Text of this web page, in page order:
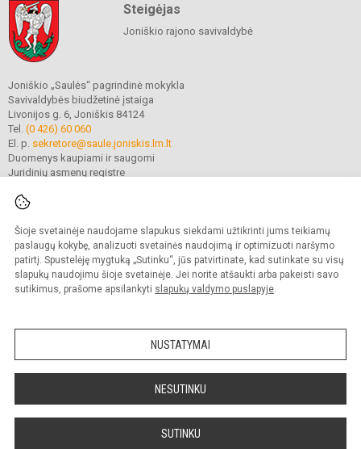
Šioje svetainėje naudojame slapukus siekdami užtikrinti jums teikiamų
paslaugų kokybę, analizuoti svetainės naudojimą ir optimizuoti naršymo
patirtį. Spustelėję mygtuką „Sutinku“, jūs patvirtinate, kad sutinkate su visų
slapukų naudojimu šioje svetainėje. Jei norite atšaukti arba pakeisti savo
sutikimus, prašome apsilankyti slapukų valdymo puslapyje.
NUSTATYMAI
NESUTINKU
SUTINKU
Steigėjas
Joniškio rajono savivaldybė
Joniškio „Saulės“ pagrindinė mokykla
Savivaldybės biudžetinė įstaiga
Livonijos g. 6, Joniškis 84124
Tel. (0 426) 60 060
El. p. sekretore@saule.joniskis.lm.lt
Duomenys kaupiami ir saugomi
Juridinių asmenų registre
© 2023. Joniškio „Saulės“ pagrindinė mokykla. Visos teisės saugomos.
Kopijuoti turinį be raštiško įstaigos administracijos sutikimo griežtai draudžiama.
Versija neįgaliesiems Slapukų politika